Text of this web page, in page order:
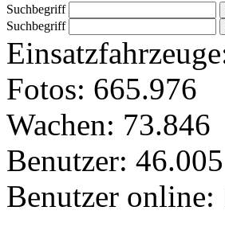
Suchbegriff
Suchbegriff
Fotos: 665.976
Wachen: 73.846
Benutzer: 46.005
Benutzer online: